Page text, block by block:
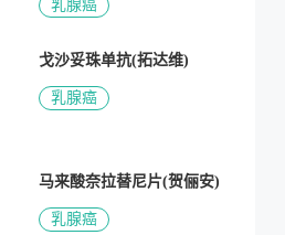
乳腺癌
戈沙妥珠单抗(拓达维)
乳腺癌
马来酸奈拉替尼片(贺俪安)
乳腺癌